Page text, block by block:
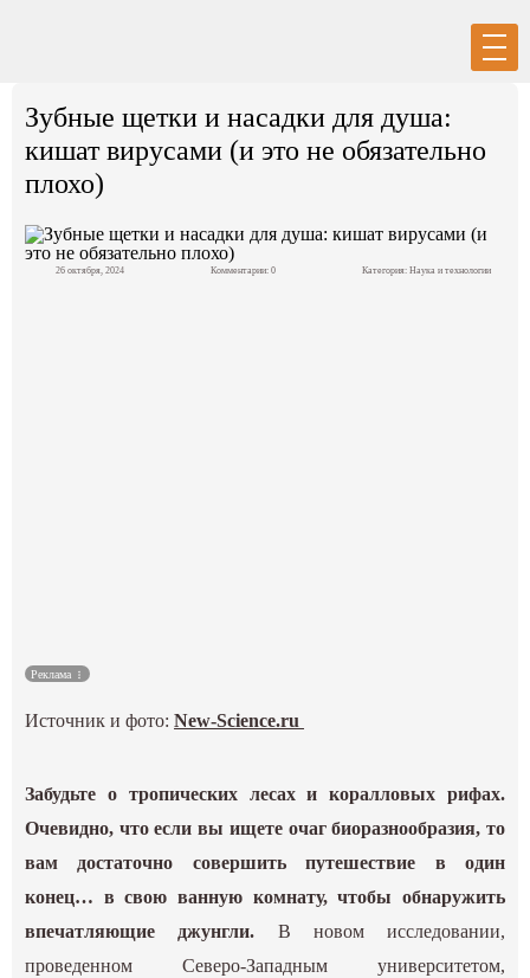
Зубные щетки и насадки для душа:
кишат вирусами (и это не обязательно
плохо)
26 октября, 2024 Комментарии: 0 Категория: Наука и технологии
Реклама
Источник и фото:New-Science.ru
Забудьте о тропических лесах и коралловых рифах.
Очевидно, что если вы ищете очаг биоразнообразия, то
вам достаточно совершить путешествие в один
конец… в свою ванную комнату, чтобы обнаружить
впечатляющие джунгли. В новом исследовании,
проведенном Северо-Западным университетом,